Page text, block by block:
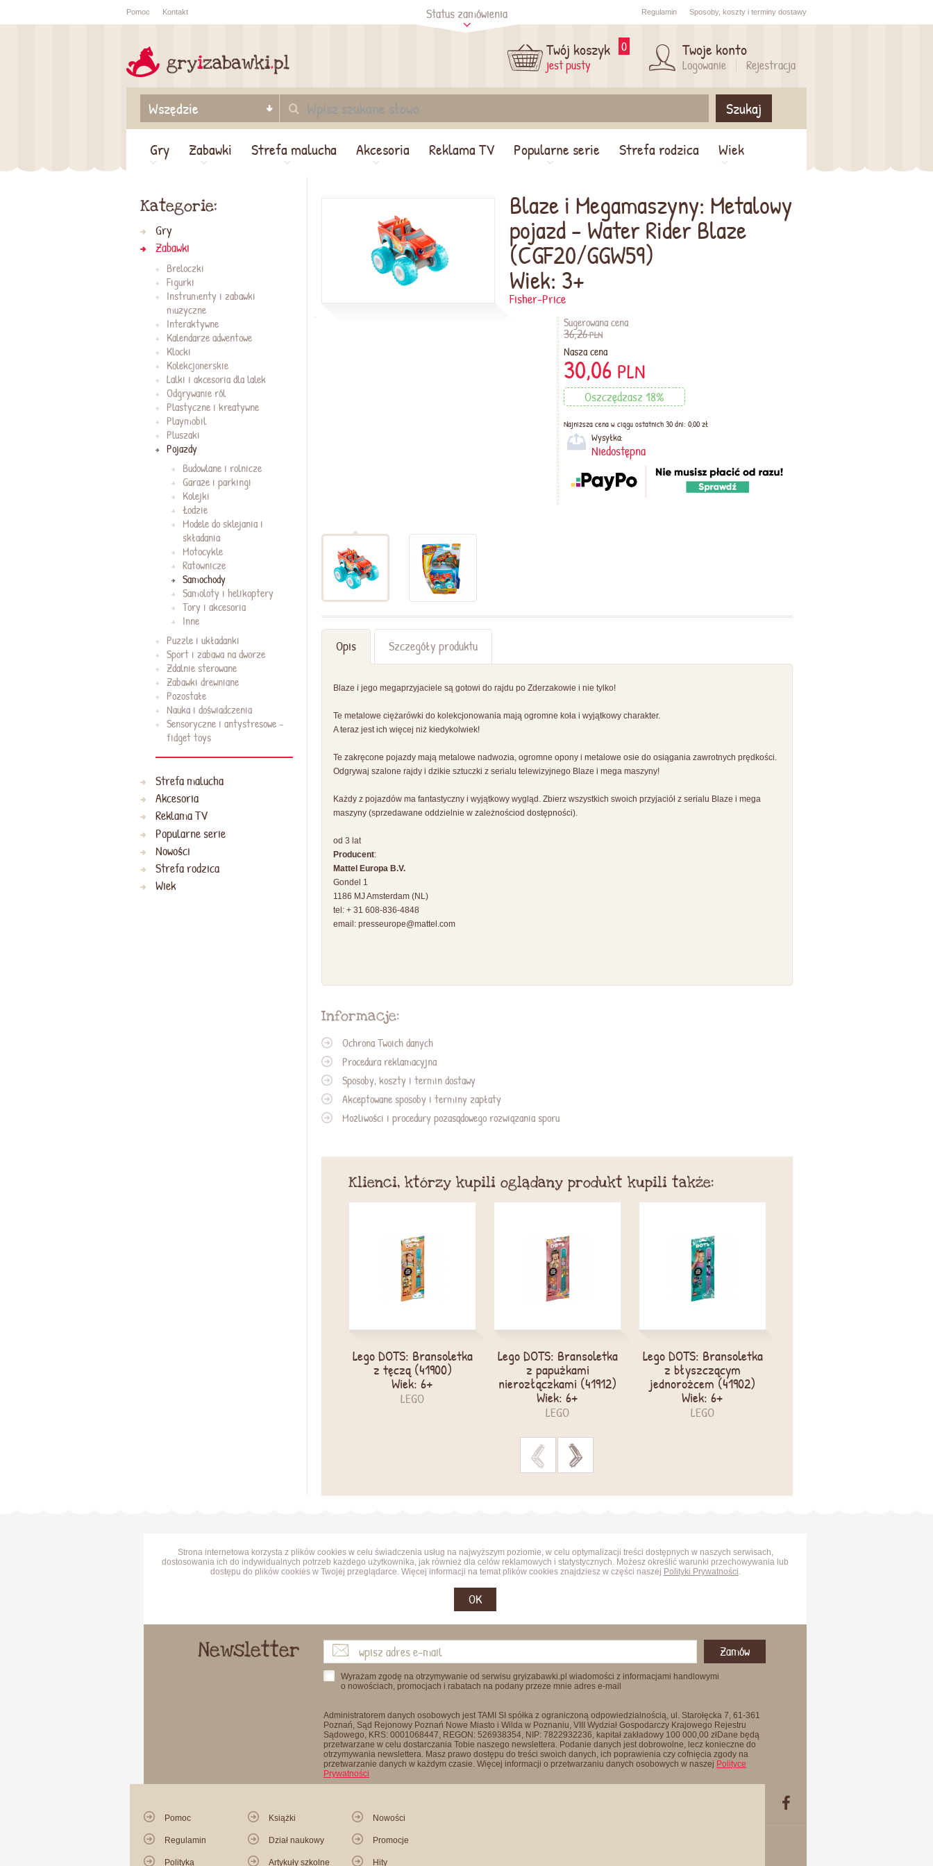
Sprawdź status Sprawdź
Pomoc Kontakt Status zamówienia Regulamin Sposoby, koszty i terminy dostawy
Twój koszyk
jest pusty
0 Twoje konto
Logowanie Rejestracja
Szukaj
Gry
Zabawki Strefa malucha Akcesoria Reklama TV Popularne serie Strefa rodzica Wiek
Blaze i Megamaszyny: Metalowy
pojazd - Water Rider Blaze
(CGF20/GGW59)
Wiek: 3+
Fisher-Price
Sugerowana cena
36,26PLN
Nasza cena
30,06 PLN
Oszczędzasz 18%
Najniższa cena w ciągu ostatnich 30 dni: 0,00 zł
Wysyłka:
Niedostępna
Opis Szczegóły produktu
Blaze i jego megaprzyjaciele są gotowi do rajdu po Zderzakowie i nie tylko!
Te metalowe ciężarówki do kolekcjonowania mają ogromne koła i wyjątkowy charakter.
A teraz jest ich więcej niż kiedykolwiek!
Te zakręcone pojazdy mają metalowe nadwozia, ogromne opony i metalowe osie do osiągania zawrotnych prędkości.
Odgrywaj szalone rajdy i dzikie sztuczki z serialu telewizyjnego Blaze i mega maszyny!
Każdy z pojazdów ma fantastyczny i wyjątkowy wygląd. Zbierz wszystkich swoich przyjaciół z serialu Blaze i mega
maszyny (sprzedawane oddzielnie w zależnościod dostępności).
od 3 lat
Producent:
Mattel Europa B.V.
Gondel 1
1186 MJ Amsterdam (NL)
tel: + 31 608-836-4848
email: presseurope@mattel.com
Informacje:
Ochrona Twoich danych
Procedura reklamacyjna
Sposoby, koszty i termin dostawy
Akceptowane sposoby i terminy zapłaty
Możliwości i procedury pozasądowego rozwiązania sporu
Klienci, którzy kupili oglądany produkt kupili także:
Lego DOTS: Bransoletka
z tęczą (41900)
Wiek: 6+
LEGO
Lego DOTS: Bransoletka
z papużkami
nierozłączkami (41912)
Wiek: 6+
LEGO
Lego DOTS: Bransoletka
z błyszczącym
jednorożcem (41902)
Wiek: 6+
LEGO
> >
Kategorie:
Gry
Zabawki
Breloczki
Figurki
Instrumenty i zabawki
muzyczne
Interaktywne
Kalendarze adwentowe
Klocki
Kolekcjonerskie
Lalki i akcesoria dla lalek
Odgrywanie ról
Plastyczne i kreatywne
Playmobil
Pluszaki
Pojazdy
Budowlane i rolnicze
Garaże i parkingi
Kolejki
Łodzie
Modele do sklejania i
składania
Motocykle
Ratownicze
Samochody
Samoloty i helikoptery
Tory i akcesoria
Inne
Puzzle i układanki
Sport i zabawa na dworze
Zdalnie sterowane
Zabawki drewniane
Pozostałe
Nauka i doświadczenia
Sensoryczne i antystresowe -
fidget toys
Strefa malucha
Akcesoria
Reklama TV
Popularne serie
Nowości
Strefa rodzica
Wiek
Strona internetowa korzysta z plików cookies w celu świadczenia usług na najwyższym poziomie, w celu optymalizacji treści dostępnych w naszych serwisach,
dostosowania ich do indywidualnych potrzeb każdego użytkownika, jak również dla celów reklamowych i statystycznych. Możesz określić warunki przechowywania lub
dostępu do plików cookies w Twojej przeglądarce. Więcej informacji na temat plików cookies znajdziesz w części naszej Polityki Prywatności
OK
Newsletter Zamów
Wyrażam zgodę na otrzymywanie od serwisu gryizabawki.pl wiadomości z informacjami handlowymi
o nowościach, promocjach i rabatach na podany przeze mnie adres e-mail
Administratorem danych osobowych jest TAMI SI spółka z ograniczoną odpowiedzialnością, ul. Starołęcka 7, 61-361
Poznań, Sąd Rejonowy Poznań Nowe Miasto i Wilda w Poznaniu, VIII Wydział Gospodarczy Krajowego Rejestru
Sądowego, KRS: 0001068447, REGON: 526938354, NIP: 7822932236, kapitał zakładowy 100 000,00 złDane będą
przetwarzane w celu dostarczania Tobie naszego newslettera. Podanie danych jest dobrowolne, lecz konieczne do
otrzymywania newslettera. Masz prawo dostępu do treści swoich danych, ich poprawienia czy cofnięcia zgody na
przetwarzanie danych w każdym czasie. Więcej informacji o przetwarzaniu danych osobowych w naszej Polityce
Prywatności
Pomoc
Regulamin
Polityka
Książki
Dział naukowy
Artykuły szkolne
Nowości
Promocje
Hity